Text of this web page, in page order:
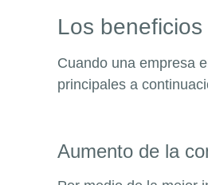
Los
Cuando una empresa
principales a
Aumento de la